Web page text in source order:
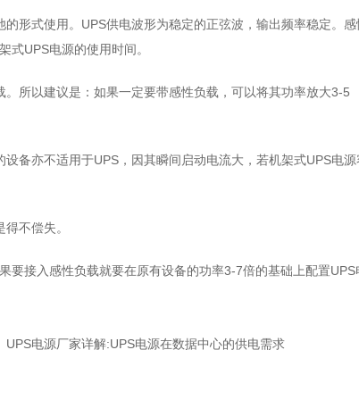
形式使用。UPS供电波形为稳定的正弦波，输出频率稳定。感
式UPS电源的使用时间。
所以建议是：如果一定要带感性负载，可以将其功率放大3-5
备亦不适用于UPS，因其瞬间启动电流大，若机架式UPS电源
不偿失。
要接入感性负载就要在原有设备的功率3-7倍的基础上配置UPS
UPS电源厂家详解:UPS电源在数据中心的供电需求